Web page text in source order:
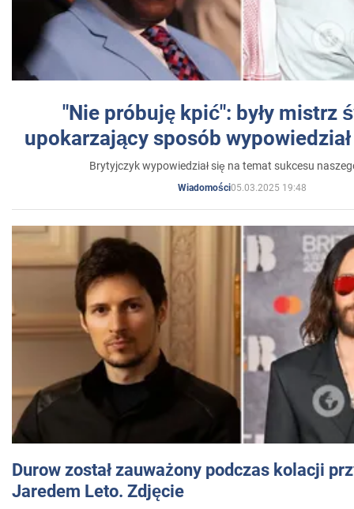
"Nie próbuję kpić": były mistrz
upokarzający sposób
Brytyjczyk wypowiedział się na temat sukcesu
Wiadomości05.03.2025 19:48
Durow został zauważony podczas kolacji
Jaredem Leto. Zdjęcie